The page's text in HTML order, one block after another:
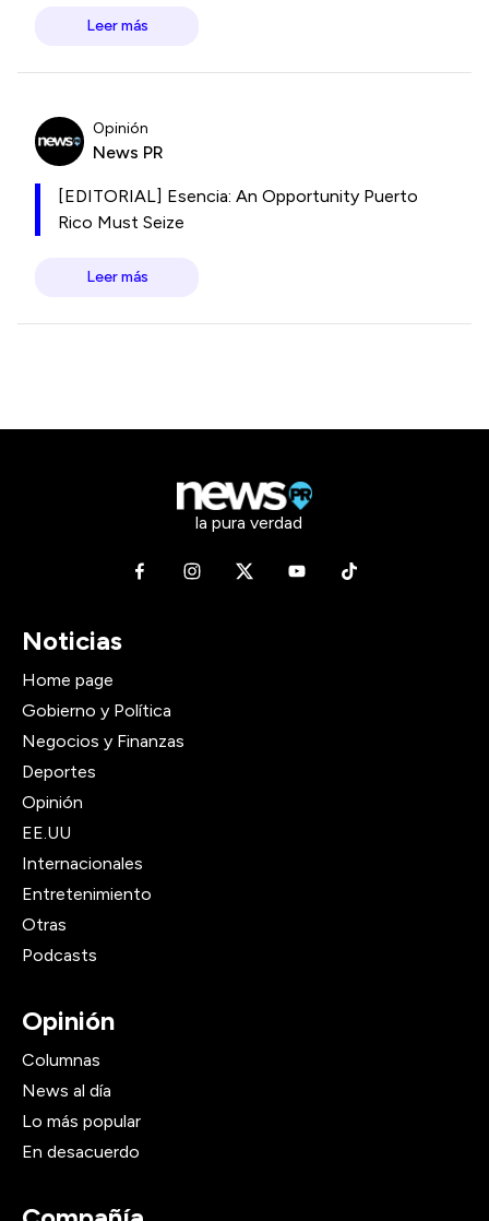
Leer más
Opinión
News PR
[EDITORIAL] Esencia: An Opportunity Puerto
Rico Must Seize
Leer más
la pura verdad
Noticias
Home page
Gobierno y Política
Negocios y Finanzas
Deportes
Opinión
EE.UU
Internacionales
Entretenimiento
Otras
Podcasts
Opinión
Columnas
News al día
Lo más popular
En desacuerdo